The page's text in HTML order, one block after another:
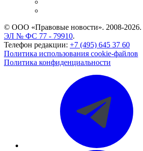
© ООО «Правовые новости». 2008-2026.
ЭЛ № ФС 77 - 79910.
Телефон редакции: +7 (495) 645 37 60
Политика использования cookie-файлов
Политика конфиденциальности